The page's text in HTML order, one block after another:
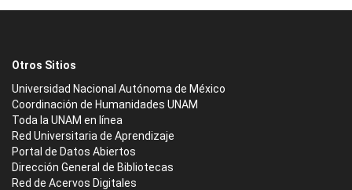
Otros Sitios
Universidad Nacional Autónoma de México
Coordinación de Humanidades UNAM
Toda la UNAM en línea
Red Universitaria de Aprendizaje
Portal de Datos Abiertos
Dirección General de Bibliotecas
Red de Acervos Digitales